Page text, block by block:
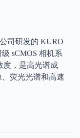
公司研发的 KURO
sCMOS 相机系
度，是高光谱成
荧光光谱和高速